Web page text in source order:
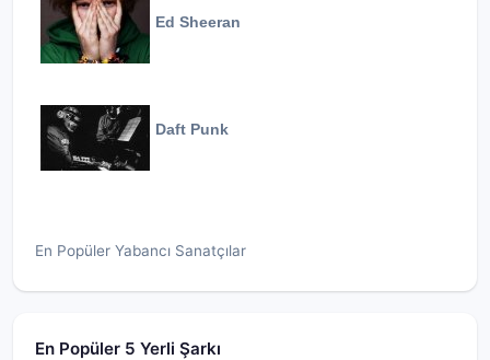
Ed Sheeran
Daft Punk
En Popüler Yabancı Sanatçılar
En Popüler 5 Yerli Şarkı